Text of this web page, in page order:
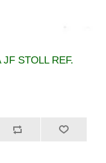
STOLL REF.